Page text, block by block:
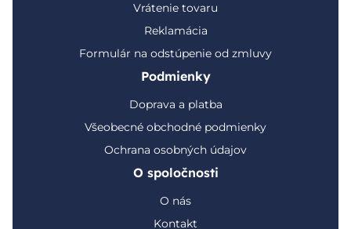
Vrátenie tovaru
Reklamácia
Formulár na odstúpenie od zmluvy
Podmienky
Doprava a platba
Všeobecné obchodné podmienky
Ochrana osobných údajov
O spoločnosti
O nás
Kontakt